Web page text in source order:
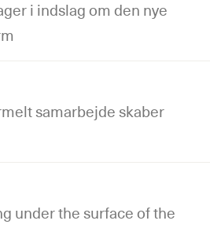
i indslag om den nye
samarbejde skaber
under the surface of the